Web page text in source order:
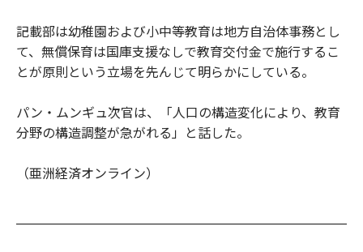
記載部は幼稚園および小中等教育は地方自治体事務とし
て、無償保育は国庫支援なしで教育交付金で施行するこ
とが原則という立場を先んじて明らかにしている。
パン・ムンギュ次官は、「人口の構造変化により、教育
分野の構造調整が急がれる」と話した。
（亜洲経済オンライン）